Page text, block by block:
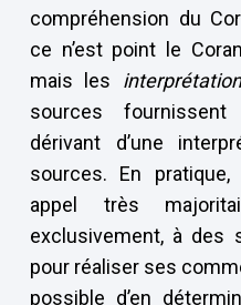
compréhension du
ce n’est point le
mais les
sources
dérivant d’une
sources. En
appel très
exclusivement, à des
pour réaliser ses
possible d’en